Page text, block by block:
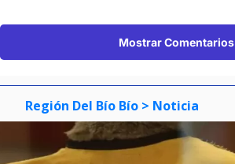
Mostrar Comentarios
Región Del Bío Bío > Noticia